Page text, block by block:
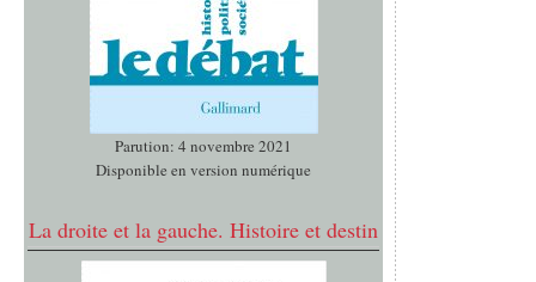
Parution: 4 novembre 2021
Disponible en version numérique
La droite et la gauche. Histoire et destin